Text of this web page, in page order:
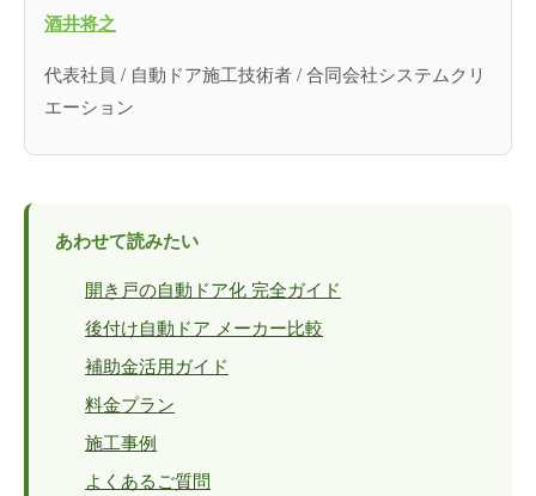
酒井将之
代表社員 / 自動ドア施工技術者 / 合同会社システムクリ
エーション
あわせて読みたい
開き戸の自動ドア化 完全ガイド
後付け自動ドア メーカー比較
補助金活用ガイド
料金プラン
施工事例
よくあるご質問